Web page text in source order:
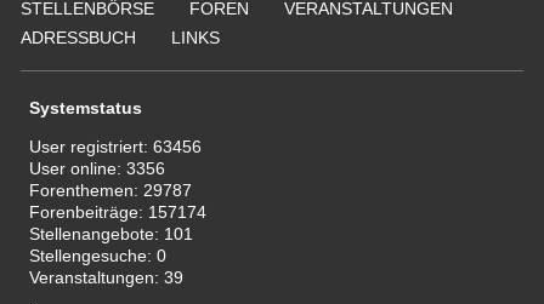
STELLENBÖRSE
FOREN
VERANSTALTUNGEN
ADRESSBUCH
LINKS
Systemstatus
User registriert:63456
User online:3356
Forenthemen: 29787
Forenbeiträge: 157174
Stellenangebote: 101
Stellengesuche:0
Veranstaltungen:39